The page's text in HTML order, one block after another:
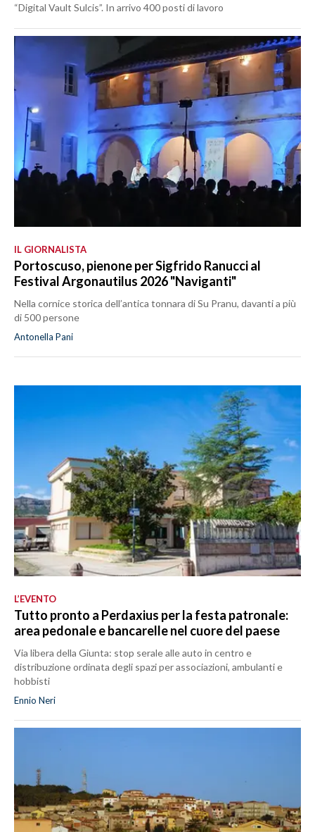
“Digital Vault Sulcis”. In arrivo 400 posti di lavoro
IL GIORNALISTA
Portoscuso, pienone per Sigfrido Ranucci al
Festival Argonautilus 2026 "Naviganti"
Nella cornice storica dell’antica tonnara di Su Pranu, davanti a più
di 500 persone
Antonella Pani
L’EVENTO
Tutto pronto a Perdaxius per la festa patronale:
area pedonale e bancarelle nel cuore del paese
Via libera della Giunta: stop serale alle auto in centro e
distribuzione ordinata degli spazi per associazioni, ambulanti e
hobbisti
Ennio Neri